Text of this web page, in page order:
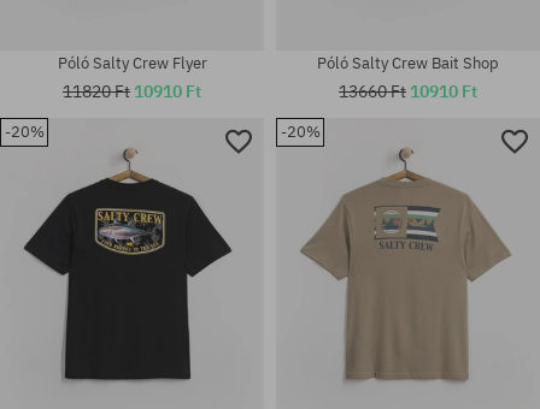
Elérhető méretek:
Elérhető méretek:
Póló Salty Crew Flyer
11820 Ft 10910 Ft
Póló Salty Crew Bait Shop
13660 Ft 10910 Ft
-20% -20%